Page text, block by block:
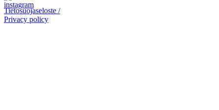
Tietosuojaseloste /
Privacy policy